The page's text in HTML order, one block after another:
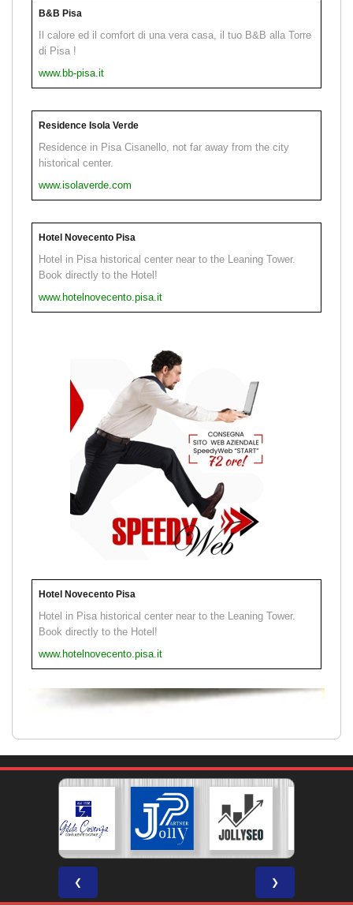
B&B Pisa
Il calore ed il comfort di una vera casa, il tuo B&B alla Torre
di Pisa !
www.bb-pisa.it
Residence Isola Verde
Residence in Pisa Cisanello, not far away from the city
historical center.
www.isolaverde.com
Hotel Novecento Pisa
Hotel in Pisa historical center near to the Leaning Tower.
Book directly to the Hotel!
www.hotelnovecento.pisa.it
Hotel Novecento Pisa
Hotel in Pisa historical center near to the Leaning Tower.
Book directly to the Hotel!
www.hotelnovecento.pisa.it
❮ ❯